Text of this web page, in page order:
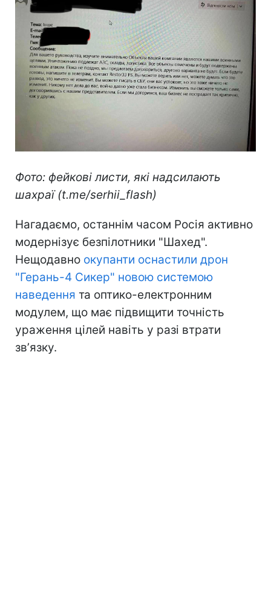
Фото: фейкові листи, які надсилають
шахраї (t.me/serhii_flash)
Нагадаємо, останнім часом Росія активно
модернізує безпілотники "Шахед".
Нещодавно окупанти оснастили дрон
"Герань-4 Сикер" новою системою
наведення та оптико-електронним
модулем, що має підвищити точність
ураження цілей навіть у разі втрати
звʼязку.